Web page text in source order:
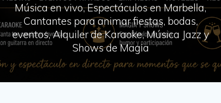
Música en vivo, Espectáculos en Marbella,
Cantantes para animar fiestas, bodas,
eventos, Alquiler de Karaoke, Música Jazz y
Shows de Magia